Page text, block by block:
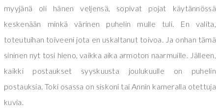
myyjänä oli hänen veljensä, sopivat pojat käytännössä
keskenään minkä värinen puhelin mulle tuli. En valita,
toteutuihan toiveeni jota en uskaltanut toivoa. Ja onhan tämä
sininen nyt tosi hieno, vaikka aika armoton naarmuille. Jälleen,
kaikki postaukset syyskuusta joulukuulle on puhelin
postauksia. Toki osassa on siskoni tai Annin kameralla otettuja
kuvia.